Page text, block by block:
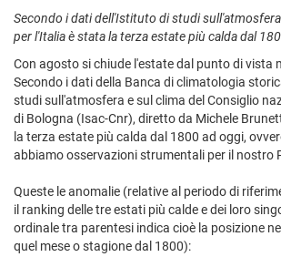
Secondo i dati dell'Istituto di studi sull'atmosfera
per l'Italia è stata la terza estate più calda dal
Con agosto si chiude l'estate dal punto di vista
Secondo i dati della Banca di climatologia
studi sull'atmosfera e sul clima del Consiglio
di Bologna (Isac-Cnr), diretto da Michele
la terza estate più calda dal 1800 ad oggi,
abbiamo osservazioni strumentali per il nostro
Queste le anomalie (relative al periodo di
il ranking delle tre estati più calde e dei loro
ordinale tra parentesi indica cioè la posizione
quel mese o stagione dal 1800):